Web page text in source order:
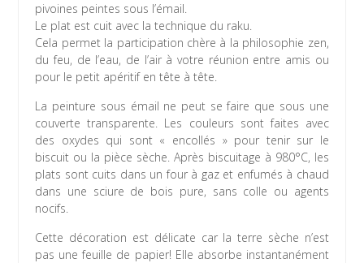
pivoines peintes sous l’émail.
Le plat est cuit avec la technique du raku.
Cela permet la participation chère à la philosophie zen,
du feu, de l’eau, de l’air à votre réunion entre amis ou
pour le petit apéritif en tête à tête.
La peinture sous émail ne peut se faire que sous une
couverte transparente. Les couleurs sont faites avec
des oxydes qui sont « encollés » pour tenir sur le
biscuit ou la pièce sèche. Après biscuitage à 980°C, les
plats sont cuits dans un four à gaz et enfumés à chaud
dans une sciure de bois pure, sans colle ou agents
nocifs.
Cette décoration est délicate car la terre sèche n’est
pas une feuille de papier! Elle absorbe instantanément